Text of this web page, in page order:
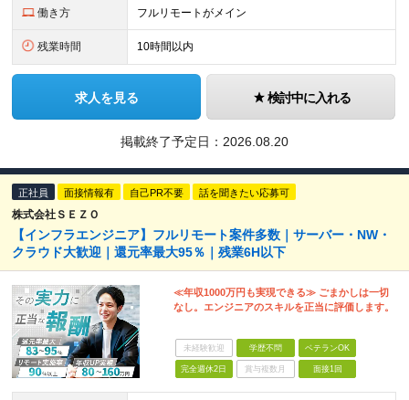
働き方 フルリモートがメイン
残業時間 10時間以内
求人を見る 検討中に入れる
掲載終了予定日： 2026.08.20
正社員 面接情報有 自己PR不要 話を聞きたい応募可
株式会社ＳＥＺＯ
【インフラエンジニア】フルリモート案件多数｜サーバー・NW・
クラウド大歓迎｜還元率最大95％｜残業6H以下
≪年収1000万円も実現できる≫ ごまかしは一切
なし。エンジニアのスキルを正当に評価します。
未経験歓迎 学歴不問 ベテランOK
完全週休2日 賞与複数月 面接1回